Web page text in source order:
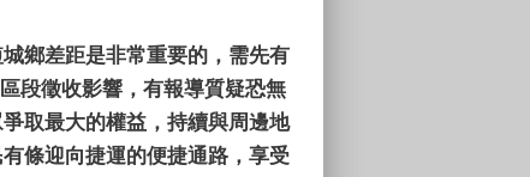
鄉差距是非常重要的，需先有
段徵收影響，有報導質疑恐無
取最大的權益，持續與周邊地
條迎向捷運的便捷通路，享受